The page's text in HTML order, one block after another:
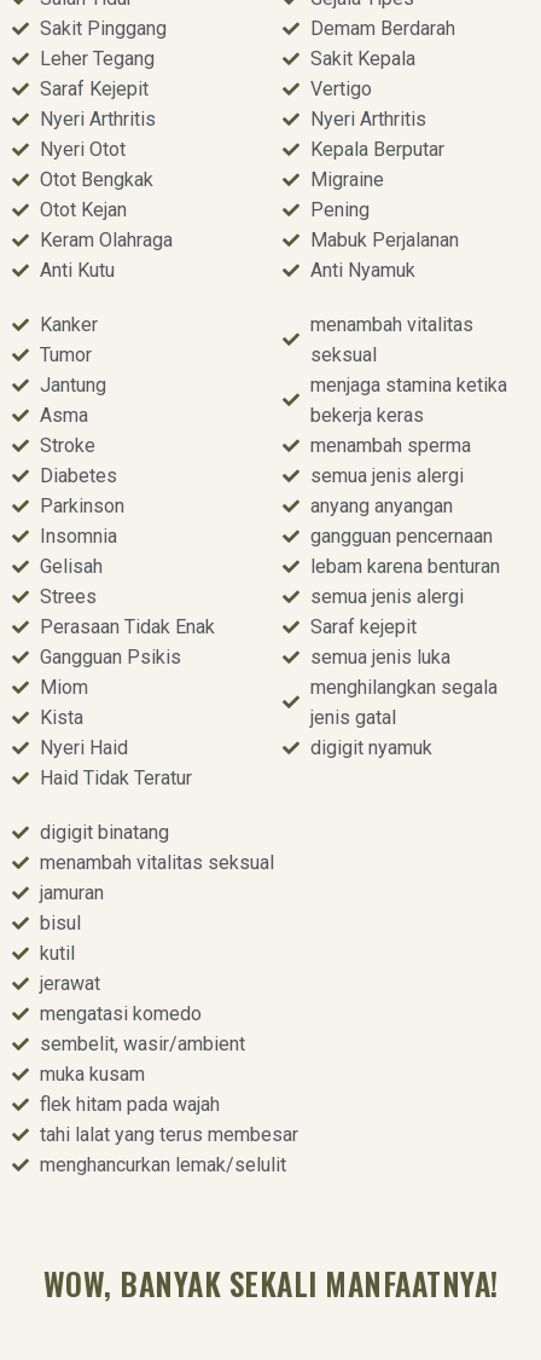
Sakit Pinggang
Leher Tegang
Saraf Kejepit
Nyeri Arthritis
Nyeri Otot
Otot Bengkak
Otot Kejan
Keram Olahraga
Anti Kutu
Demam Berdarah
Sakit Kepala
Vertigo
Nyeri Arthritis
Kepala Berputar
Migraine
Pening
Mabuk Perjalanan
Anti Nyamuk
Kanker
Tumor
Jantung
Asma
Stroke
Diabetes
Parkinson
Insomnia
Gelisah
Strees
Perasaan Tidak Enak
Gangguan Psikis
Miom
Kista
Nyeri Haid
Haid Tidak Teratur
menambah vitalitas
seksual
menjaga stamina ketika
bekerja keras
menambah sperma
semua jenis alergi
anyang anyangan
gangguan pencernaan
lebam karena benturan
semua jenis alergi
Saraf kejepit
semua jenis luka
menghilangkan segala
jenis gatal
digigit nyamuk
digigit binatang
menambah vitalitas seksual
jamuran
bisul
kutil
jerawat
mengatasi komedo
sembelit, wasir/ambient
muka kusam
flek hitam pada wajah
tahi lalat yang terus membesar
menghancurkan lemak/selulit
WOW, BANYAK SEKALI MANFAATNYA!